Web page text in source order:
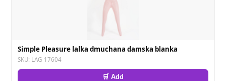
Simple Pleasure lalka dmuchana damska blanka
SKU: LAG-17604
🛒 Add